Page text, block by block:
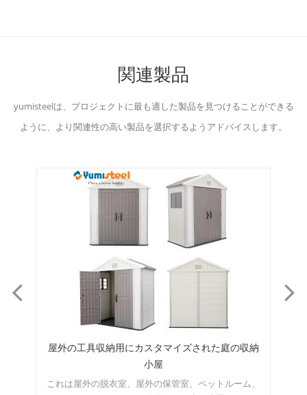
関連製品
yumisteelは、プロジェクトに最も適した製品を見つけることができる
ように、より関連性の高い製品を選択するようアドバイスします。
アウトドアアクティビティのためのmordernプラ
スチックガーデン小屋
耐候性屋外構造物および庭の建物 プラスチック小屋の